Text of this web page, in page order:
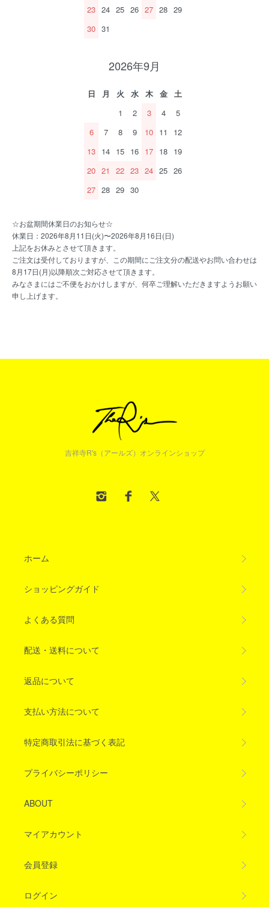
23 24 25 26 27 28 29
30 31
2026年9月
日 月 火 水 木 金
土
1
2 3 4
5
6
7 8 9 10 11
12
13 14 15 16 17 18 19
20 21 22 23 24 25 26
27 28 29 30
☆お盆期間休業日のお知らせ☆
休業日：2026年8月11日(火)〜2026年8月16日(日)
上記をお休みとさせて頂きます。
ご注文は受付しておりますが、この期間にご注文分の配送やお問い合わせは
8月17日(月)以降順次ご対応させて頂きます。
みなさまにはご不便をおかけしますが、何卒ご理解いただきますようお願い
申し上げます。
吉祥寺R's（アールズ）オンラインショップ
ホーム
ショッピングガイド
よくある質問
配送・送料について
返品について
支払い方法について
特定商取引法に基づく表記
プライバシーポリシー
ABOUT
マイアカウント
会員登録
ログイン